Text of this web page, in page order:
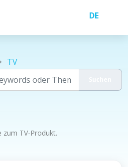
TV
zum TV-Produkt.